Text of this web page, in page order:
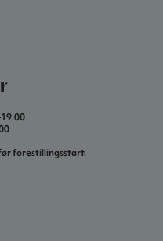
forestillingsstart.